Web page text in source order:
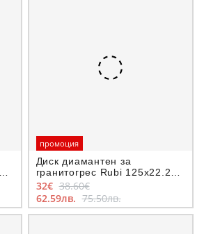
промоция
Диск диамантен за
гранитогрес Rubi 125x22.23
мм, Turbo Viper TVA
SuperPro
32€ 38.60€
62.59лв. 75.50лв.